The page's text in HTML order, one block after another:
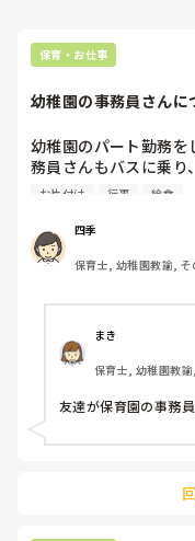
保育・お仕事
幼稚園の事務員さんに
幼稚園のパート勤務を
務員さんもバスに乗り
果てに製作の手伝い
ですが今年度でその
みると普通の事務がや
ていて最近復帰され
さんの事務員さんは
保育士の仕事には復
という人がいたので質
お片付け 行事 給食
四季
保育士, 幼稚園教諭, そ
まき
保育士, 幼稚園教
友達が保育園の事務